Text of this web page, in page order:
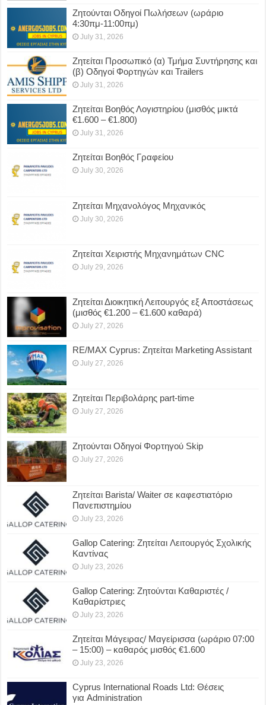
Ζητούνται Οδηγοί Πωλήσεων (ωράριο
4:30πμ-11:00πμ)
July 31, 2026
Ζητείται Προσωπικό (α) Τμήμα Συντήρησης και
(β) Οδηγοί Φορτηγών και Trailers
July 31, 2026
Ζητείται Βοηθός Λογιστηρίου (μισθός μικτά
€1.600 – €1.800)
July 31, 2026
Ζητείται Βοηθός Γραφείου
July 30, 2026
Ζητείται Μηχανολόγος Μηχανικός
July 30, 2026
Ζητείται Χειριστής Μηχανημάτων CNC
July 29, 2026
Ζητείται Διοικητική Λειτουργός εξ Αποστάσεως
(μισθός €1.200 – €1.600 καθαρά)
July 27, 2026
RE/MAX Cyprus: Ζητείται Marketing Assistant
July 27, 2026
Ζητείται Περιβολάρης part-time
July 27, 2026
Ζητούνται Οδηγοί Φορτηγού Skip
July 27, 2026
Ζητείται Barista/ Waiter σε καφεστιατόριο
Πανεπιστημίου
July 23, 2026
Gallop Catering: Ζητείται Λειτουργός Σχολικής
Καντίνας
July 23, 2026
Gallop Catering: Ζητούνται Καθαριστές /
Καθαρίστριες
July 23, 2026
Ζητείται Μάγειρας/ Μαγείρισσα (ωράριο 07:00
– 15:00) – καθαρός μισθός €1.600
July 23, 2026
Cyprus International Roads Ltd: Θέσεις
για Administration